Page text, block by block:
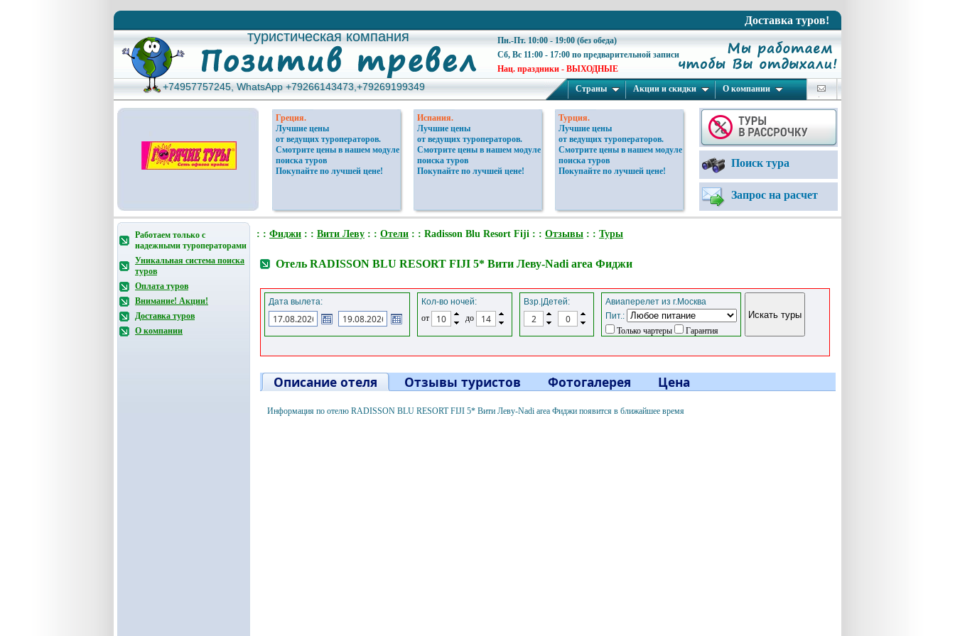
Доставка туров!
туристическая компания
туристическая компания
Пн.-Пт. 10:00 - 19:00 (без обеда)
Сб, Вс 11:00 - 17:00 по предварительной записи
Нац. праздники - ВЫХОДНЫЕ
+74957757245, WhatsApp +79266143473,+79269199349
+74957757245, WhatsApp +79266143473,+79269199349 Страны Акции и скидки О компании
Греция.
Лучшие цены
от ведущих туроператоров.
Смотрите цены в нашем модуле
поиска туров
Покупайте по лучшей цене!
Испания.
Лучшие цены
от ведущих туроператоров.
Смотрите цены в нашем модуле
поиска туров
Покупайте по лучшей цене!
Турция.
Лучшие цены
от ведущих туроператоров.
Смотрите цены в нашем модуле
поиска туров
Покупайте по лучшей цене!
Поиск тура
Запрос на расчет
Работаем только с
надежными туроператорами
Уникальная система поиска
туров
Оплата туров
Внимание! Акции!
Доставка туров
О компании
: : Фиджи : : Вити Леву : : Отели : : Radisson Blu Resort Fiji : : Отзывы : : Туры
Отель RADISSON BLU RESORT FIJI 5* Вити Леву-Nadi area Фиджи
Дата вылета:
Кол-во ночей:
от
до
Взр.|Детей:
Авиаперелет из г.Москва
Пит.:
Только чартеры
Гарантия
Описание отеля Отзывы туристов Фотогалерея Цена
Информация по отелю RADISSON BLU RESORT FIJI 5* Вити Леву-Nadi area Фиджи появится в ближайшее время